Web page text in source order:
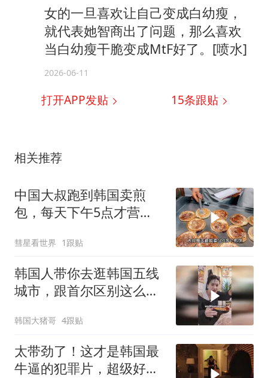
女的一旦喜欢让自己变成白幼瘦，
就代表她智商出了问题，那么喜欢
当白幼瘦干脆变成MtF好了。[喷水]
2026-06-11
打开APP发贴 15条跟贴
相关推荐
中国大叔跑到韩国卖煎
包，每天下午5点才营
彗星看世界 1跟贴
韩国人带你去逛韩国五线
城市，跟首尔区别这么
韩国大猪哥 4跟贴
太带劲了！这才是韩国最
牛逼的犯罪片，超级好